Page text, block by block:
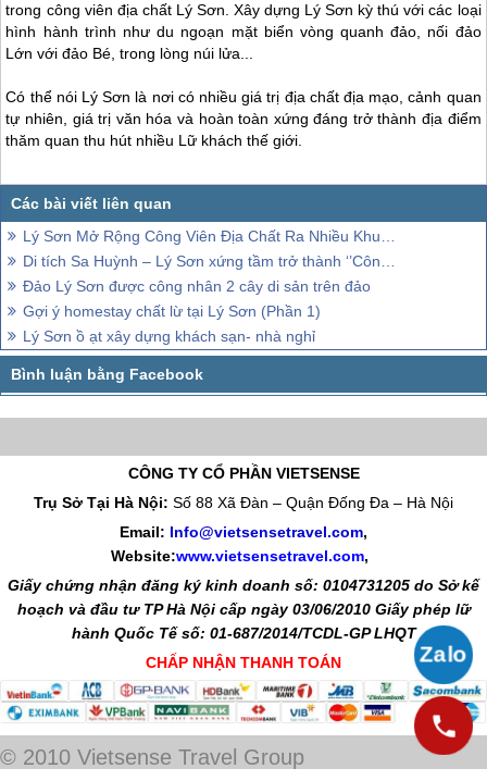
trong công viên địa chất Lý Sơn. Xây dựng Lý Sơn kỳ thú với các loại
hình hành trình như du ngoạn mặt biển vòng quanh đảo, nối đảo
Lớn với đảo Bé, trong lòng núi lửa...
Có thể nói Lý Sơn là nơi có nhiều giá trị địa chất địa mạo, cảnh quan
tự nhiên, giá trị văn hóa và hoàn toàn xứng đáng trở thành địa điểm
thăm quan thu hút nhiều Lữ khách thế giới.
Lý Sơn Mở Rộng Công Viên Địa Chất Ra Nhiều Khu Vực
Di tích Sa Huỳnh – Lý Sơn xứng tầm trở thành ‘’Công viên địa chất toàn cầu’’
Đảo Lý Sơn được công nhân 2 cây di sản trên đảo
Gợi ý homestay chất lừ tại Lý Sơn (Phần 1)
Lý Sơn ồ ạt xây dựng khách sạn- nhà nghỉ
CÔNG TY CỔ PHẦN VIETSENSE
Trụ Sở Tại Hà Nội: Số 88 Xã Đàn – Quận Đống Đa – Hà Nội
Email: Info@vietsensetravel.com,
Website:www.vietsensetravel.com,
Giấy chứng nhận đăng ký kinh doanh số: 0104731205 do Sở kế
hoạch và đầu tư TP Hà Nội cấp ngày 03/06/2010 Giấy phép lữ
hành Quốc Tế số: 01-687/2014/TCDL-GP LHQT
CHẤP NHẬN THANH TOÁN
© 2010 Vietsense Travel Group